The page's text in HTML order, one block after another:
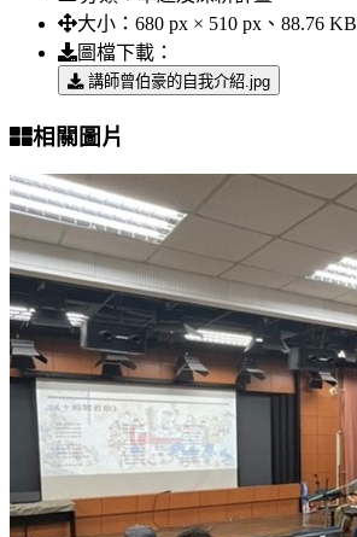
大小： 680 px × 510 px、88.76 KB
圖檔下載：
講師曾伯豪的自我介紹.jpg
相關圖片